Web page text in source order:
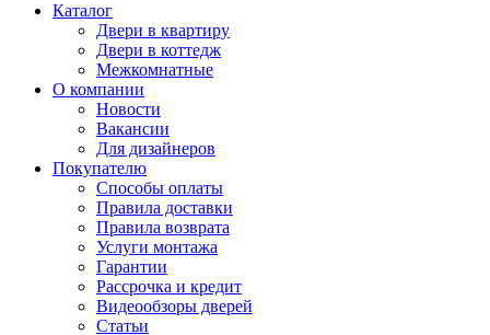
Каталог
Двери в квартиру
Двери в коттедж
Межкомнатные
О компании
Новости
Вакансии
Для дизайнеров
Покупателю
Способы оплаты
Правила доставки
Правила возврата
Услуги монтажа
Гарантии
Рассрочка и кредит
Видеообзоры дверей
Статьи